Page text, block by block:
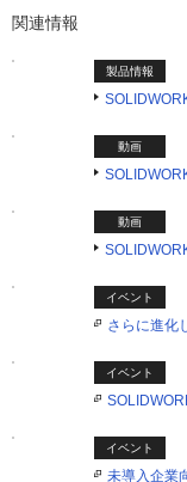
関連情報
製品情報
動画
動画
イベント
さらに進化
イベント
イベント
未導入企業